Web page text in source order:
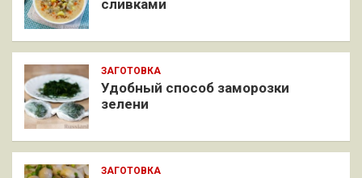
сливками
ЗАГОТОВКА
Удобный способ заморозки
зелени
ЗАГОТОВКА